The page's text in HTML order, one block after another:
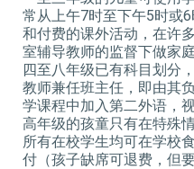
常从上午7时至下午5时或
和付费的课外活动，在许
室辅导教师的监督下做家庭
四至八年级已有科目划分
教师兼任班主任，即由其
学课程中加入第二外语，
高年级的孩童只有在特殊
所有在校学生均可在学校
付（孩子缺席可退费，但